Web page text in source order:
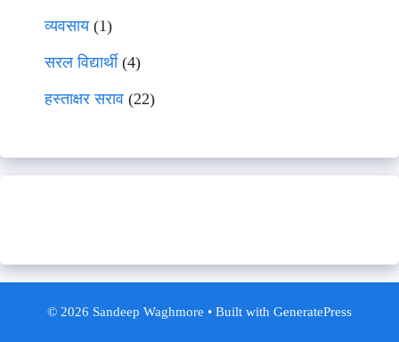
व्यवसाय(1)
सरल विद्यार्थी(4)
हस्ताक्षर सराव (22)
© 2026 Sandeep Waghmore • Built with GeneratePress